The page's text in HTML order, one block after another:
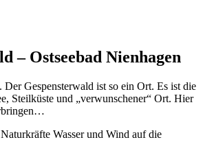
– Ostseebad Nienhagen
Der Gespensterwald ist so ein Ort. Es ist die
Steilküste und „verwunschener“ Ort. Hier
Wasser und Wind auf die